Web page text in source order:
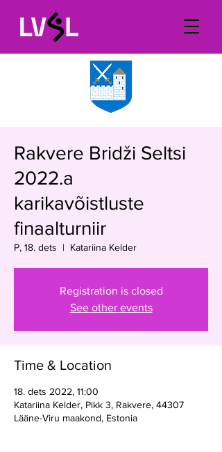
Rakvere Bridži Seltsi
2022.a
karikavõistluste
finaalturniir
P, 18. dets
  |
Katariina Kelder
Registration is closed
See other events
Time & Location
18. dets 2022, 11:00
Katariina Kelder, Pikk 3, Rakvere, 44307
Lääne-Viru maakond, Estonia